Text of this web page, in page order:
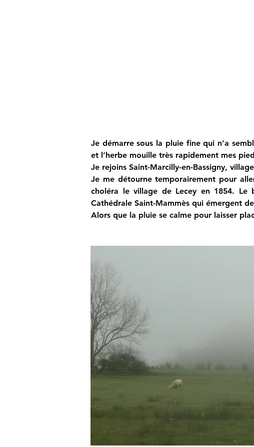
Je démarre sous la pluie fine qui n’a
et l’herbe mouille très rapidement mes
Je rejoins Saint-Marcilly-en-Bassigny,
Je me détourne temporairement pour
choléra le village de Lecey en 1854.
Cathédrale Saint-Mammès qui émergent
Alors que la pluie se calme pour laisser